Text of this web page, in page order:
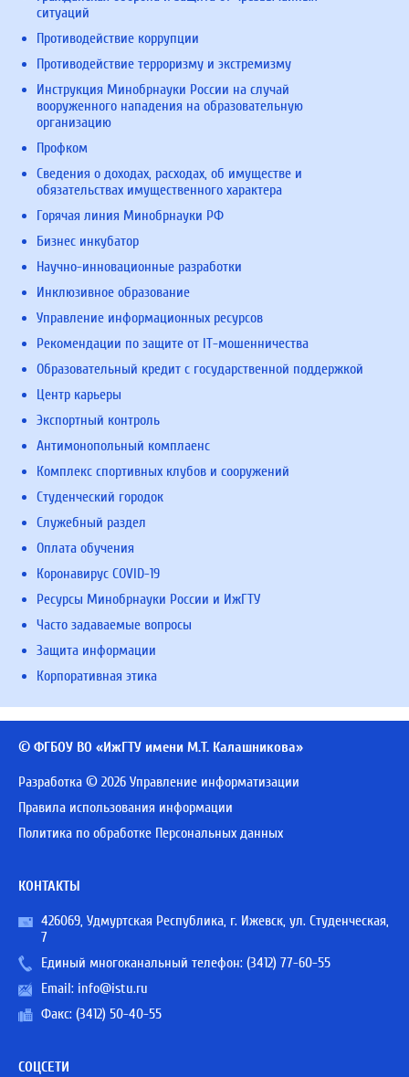
ситуаций
Противодействие коррупции
Противодействие терроризму и экстремизму
Инструкция Минобрнауки России на случай
вооруженного нападения на образовательную
организацию
Профком
Сведения о доходах, расходах, об имуществе и
обязательствах имущественного характера
Горячая линия Минобрнауки РФ
Бизнес инкубатор
Научно-инновационные разработки
Инклюзивное образование
Управление информационных ресурсов
Рекомендации по защите от IT-мошенничества
Образовательный кредит с государственной поддержкой
Центр карьеры
Экспортный контроль
Антимонопольный комплаенс
Комплекс спортивных клубов и сооружений
Студенческий городок
Служебный раздел
Оплата обучения
Коронавирус COVID-19
Ресурсы Минобрнауки России и ИжГТУ
Часто задаваемые вопросы
Защита информации
Корпоративная этика
© ФГБОУ ВО «ИжГТУ имени М.Т. Калашникова»
Разработка © 2026 Управление информатизации
Правила использования информации
Политика по обработке Персональных данных
КОНТАКТЫ
426069, Удмуртская Республика, г. Ижевск, ул. Студенческая,
7
Единый многоканальный телефон: (3412) 77-60-55
Email: info@istu.ru
Факс: (3412) 50-40-55
СОЦСЕТИ